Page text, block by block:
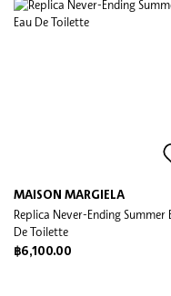
MAISON MARGIELA
Replica Never-Ending Summer
De Toilette
฿6,100.00